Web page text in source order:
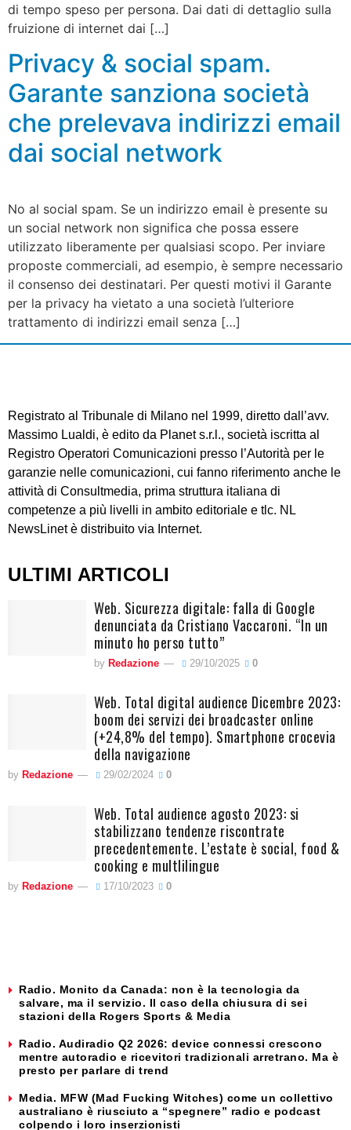
di tempo speso per persona. Dai dati di dettaglio sulla
fruizione di internet dai […]
Privacy & social spam.
Garante sanziona società
che prelevava indirizzi email
dai social network
No al social spam. Se un indirizzo email è presente su
un social network non significa che possa essere
utilizzato liberamente per qualsiasi scopo. Per inviare
proposte commerciali, ad esempio, è sempre necessario
il consenso dei destinatari. Per questi motivi il Garante
per la privacy ha vietato a una società l’ulteriore
trattamento di indirizzi email senza […]
Registrato al Tribunale di Milano nel 1999, diretto dall’avv.
Massimo Lualdi, è edito da Planet s.r.l., società iscritta al
Registro Operatori Comunicazioni presso l’Autorità per le
garanzie nelle comunicazioni, cui fanno riferimento anche le
attività di Consultmedia, prima struttura italiana di
competenze a più livelli in ambito editoriale e tlc. NL
NewsLinet è distribuito via Internet.
ULTIMI ARTICOLI
Web. Sicurezza digitale: falla di Google
denunciata da Cristiano Vaccaroni. “In un
minuto ho perso tutto”
by Redazione 29/10/2025 0
Web. Total digital audience Dicembre 2023:
boom dei servizi dei broadcaster online
(+24,8% del tempo). Smartphone crocevia
della navigazione
by Redazione 29/02/2024 0
Web. Total audience agosto 2023: si
stabilizzano tendenze riscontrate
precedentemente. L’estate è social, food &
cooking e multlilingue
by Redazione 17/10/2023 0
Radio. Monito da Canada: non è la tecnologia da
salvare, ma il servizio. Il caso della chiusura di sei
stazioni della Rogers Sports & Media
Radio. Audiradio Q2 2026: device connessi crescono
mentre autoradio e ricevitori tradizionali arretrano. Ma è
presto per parlare di trend
Media. MFW (Mad Fucking Witches) come un collettivo
australiano è riusciuto a “spegnere” radio e podcast
colpendo i loro inserzionisti